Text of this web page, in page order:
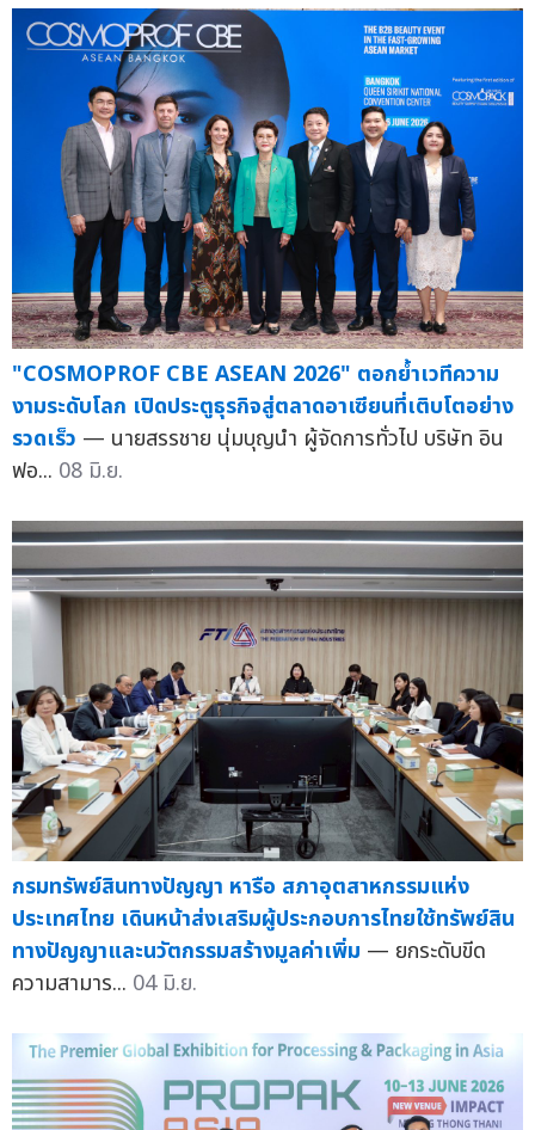
"COSMOPROF CBE ASEAN 2026" ตอกย้ำเวทีความ
งามระดับโลก เปิดประตูธุรกิจสู่ตลาดอาเซียนที่เติบโตอย่าง
รวดเร็ว — นายสรรชาย นุ่มบุญนำ ผู้จัดการทั่วไป บริษัท อิน
ฟอ... 08 มิ.ย.
กรมทรัพย์สินทางปัญญา หารือ สภาอุตสาหกรรมแห่ง
ประเทศไทย เดินหน้าส่งเสริมผู้ประกอบการไทยใช้ทรัพย์สิน
ทางปัญญาและนวัตกรรมสร้างมูลค่าเพิ่ม — ยกระดับขีด
ความสามาร... 04 มิ.ย.